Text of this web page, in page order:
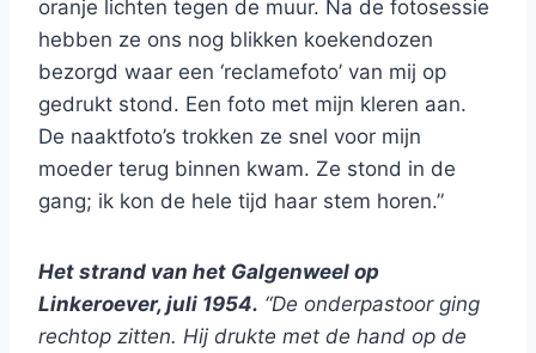
oranje lichten tegen de muur. Na de fotosessie
hebben ze ons nog blikken koekendozen
bezorgd waar een ‘reclamefoto’ van mij op
gedrukt stond. Een foto met mijn kleren aan.
De naaktfoto’s trokken ze snel voor mijn
moeder terug binnen kwam. Ze stond in de
gang; ik kon de hele tijd haar stem horen.”
Het strand van het Galgenweel op
Linkeroever, juli 1954. “De onderpastoor ging
rechtop zitten. Hij drukte met de hand op de